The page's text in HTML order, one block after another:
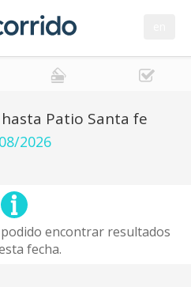
Patio Santa fe
2026
encontrar resultados
fecha.